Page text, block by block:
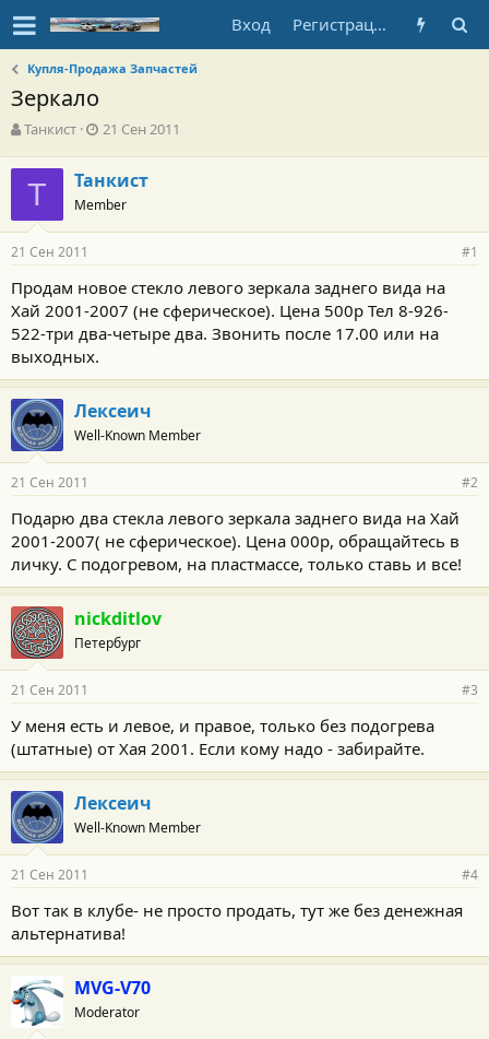
Вход Регистрация
Купля-Продажа Запчастей
Зеркало
А
т
о
т
е
м
ы
Танкист
Д
а
н
а
л
а
21 Сен 2011
Т Танкист
Member
21 Сен 2011 #1
Продам новое стекло левого зеркала заднего вида на
Хай 2001-2007 (не сферическое). Цена 500р Тел 8-926-
522-три два-четыре два. Звонить после 17.00 или на
выходных.
Лексеич
Well-Known Member
21 Сен 2011 #2
Подарю два стекла левого зеркала заднего вида на Хай
2001-2007( не сферическое). Цена 000р, обращайтесь в
личку. С подогревом, на пластмассе, только ставь и все!
nickditlov
Петербург
21 Сен 2011 #3
У меня есть и левое, и правое, только без подогрева
(штатные) от Хая 2001. Если кому надо - забирайте.
Лексеич
Well-Known Member
21 Сен 2011 #4
Вот так в клубе- не просто продать, тут же без денежная
альтернатива!
MVG-V70
Moderator